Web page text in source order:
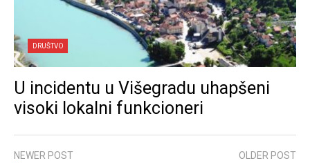
DRUŠTVO
U incidentu u Višegradu uhapšeni
visoki lokalni funkcioneri
NEWER POST OLDER POST